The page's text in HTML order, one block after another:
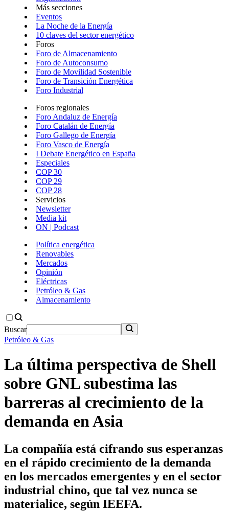
Más secciones
Eventos
La Noche de la Energía
10 claves del sector energético
Foros
Foro de Almacenamiento
Foro de Autoconsumo
Foro de Movilidad Sostenible
Foro de Transición Energética
Foro Industrial
Foros regionales
Foro Andaluz de Energía
Foro Catalán de Energía
Foro Gallego de Energía
Foro Vasco de Energía
I Debate Energético en España
Especiales
COP 30
COP 29
COP 28
Servicios
Newsletter
Media kit
ON | Podcast
Política energética
Renovables
Mercados
Opinión
Eléctricas
Petróleo & Gas
Almacenamiento
Buscar
Petróleo & Gas
La última perspectiva de Shell
sobre GNL subestima las
barreras al crecimiento de la
demanda en Asia
La compañía está cifrando sus esperanzas
en el rápido crecimiento de la demanda
en los mercados emergentes y en el sector
industrial chino, que tal vez nunca se
materialice, según IEEFA.